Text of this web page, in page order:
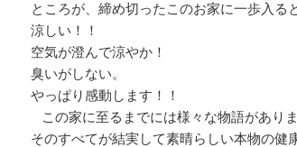
ところが、締め切ったこのお家に一歩入ると
涼しい！！
空気が澄んで涼やか！
臭いがしない。
やっぱり感動します！！
この家に至るまでには様々な物語がありま
そのすべてが結実して素晴らしい本物の健